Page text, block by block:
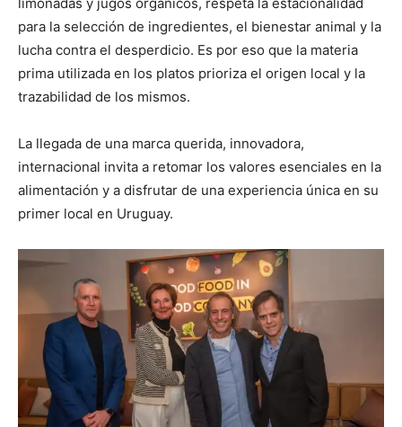
para la selección de ingredientes, el bienestar animal y la
lucha contra el desperdicio. Es por eso que la materia
prima utilizada en los platos prioriza el origen local y la
trazabilidad de los mismos.
La llegada de una marca querida, innovadora,
internacional invita a retomar los valores esenciales en la
alimentación y a disfrutar de una experiencia única en su
primer local en Uruguay.